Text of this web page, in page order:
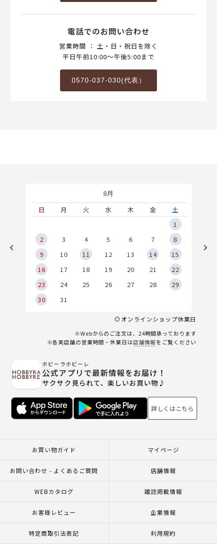
電話でのお問い合わせ
営業時間 ： 土・日・祝日を除く
平日午前10:00～午後5:00まで
0570-037-030(代表）
8月
日
月 火 水 木 金
土
1
2
3 4 5 6 7
8
9
10 11 12 13 14
15
16
17 18 19 20 21
22
23
24 25 26 27 28
29
30
31
オンラインショップ休業日
※Webからのご注文は、24時間承っております
※各実店舗の営業時間・休業日は店舗情報をご覧ください
ホビーラホビーレ
公式アプリで最新情報をお届け！
サクサク見られて、楽しいお買い物♪
詳しくはこちら
お買い物ガイド マイページ
お問い合わせ - よくあるご質問 店舗情報
WEBカタログ 雑誌掲載情報
お客様レビュー 企業情報
特定商取引法表記 利用規約